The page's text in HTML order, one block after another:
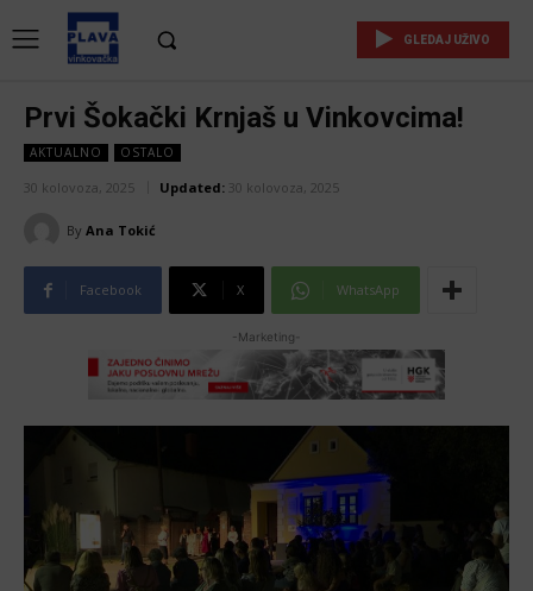
GLEDAJ UŽIVO
Prvi Šokački Krnjaš u Vinkovcima!
AKTUALNO OSTALO
30 kolovoza, 2025 Updated: 30 kolovoza, 2025
By Ana Tokić
Facebook X WhatsApp
-Marketing-